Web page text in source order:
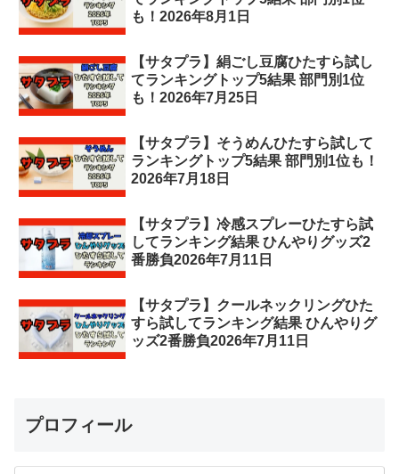
も！2026年8月1日
【サタプラ】絹ごし豆腐ひたすら試し
てランキングトップ5結果 部門別1位
も！2026年7月25日
【サタプラ】そうめんひたすら試して
ランキングトップ5結果 部門別1位も！
2026年7月18日
【サタプラ】冷感スプレーひたすら試
してランキング結果 ひんやりグッズ2
番勝負2026年7月11日
【サタプラ】クールネックリングひた
すら試してランキング結果 ひんやりグ
ッズ2番勝負2026年7月11日
プロフィール